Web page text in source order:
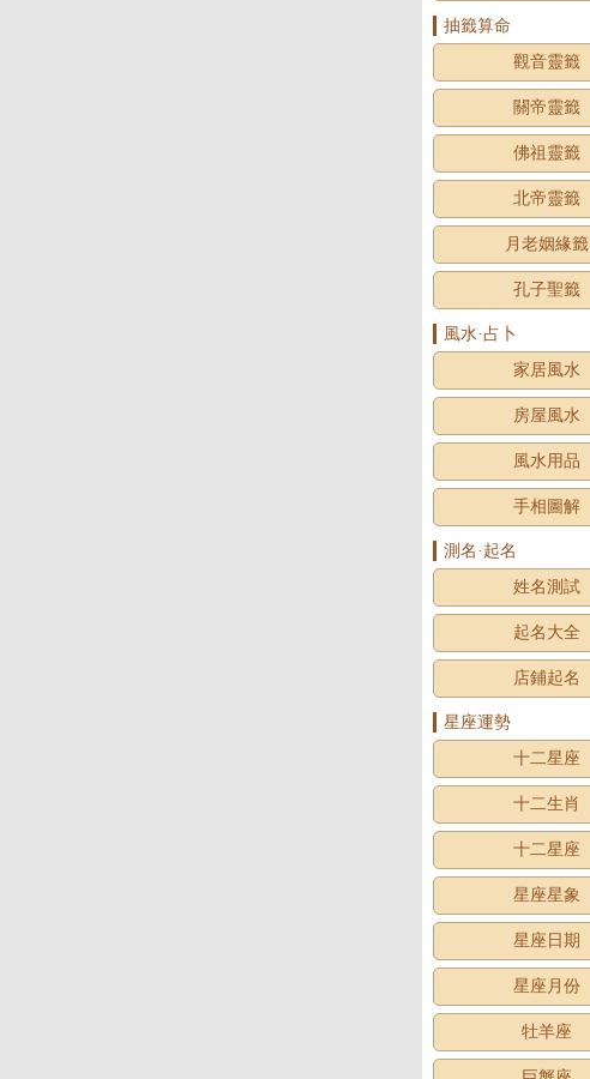
抽籤算命
觀音靈籤
關帝靈籤
佛祖靈籤
北帝靈籤
月老姻緣籤
孔子聖籤
風水·占卜
家居風水
房屋風水
風水用品
手相圖解
測名·起名
姓名測試
起名大全
店鋪起名
星座運勢
十二星座
十二生肖
十二星座
星座星象
星座日期
星座月份
牡羊座